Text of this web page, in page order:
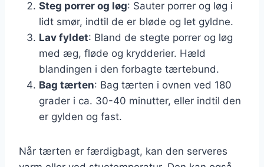
Steg porrer og løg: Sauter porrer og løg i
lidt smør, indtil de er bløde og let gyldne.
Lav fyldet: Bland de stegte porrer og løg
med æg, fløde og krydderier. Hæld
blandingen i den forbagte tærtebund.
Bag tærten: Bag tærten i ovnen ved 180
grader i ca. 30-40 minutter, eller indtil den
er gylden og fast.
Når tærten er færdigbagt, kan den serveres